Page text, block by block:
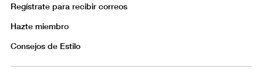
Regístrate para recibir correos
Hazte miembro
Consejos de Estilo